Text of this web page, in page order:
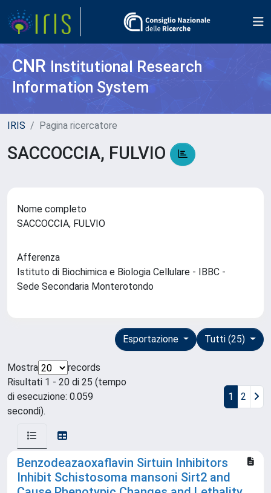
CNR Institutional Research
Information System
IRIS Pagina ricercatore
SACCOCCIA, FULVIO
Nome completo
SACCOCCIA, FULVIO
Afferenza
Istituto di Biochimica e Biologia Cellulare - IBBC -
Sede Secondaria Monterotondo
Tutti (25)
Esportazione
Mostra
records
Risultati 1 - 20 di 25 (tempo
di esecuzione: 0.059
secondi).
1 2
Benzodeazaoxaflavin Sirtuin Inhibitors
Inhibit Schistosoma mansoni Sirt2 and